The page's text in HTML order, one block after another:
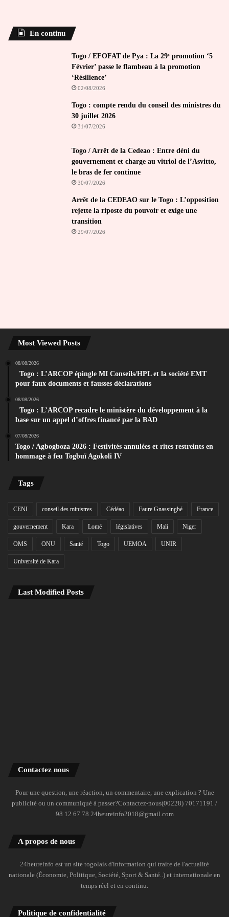
En continu
Togo / EFOFAT de Pya : La 29ᵉ promotion ‘5
Février’ passe le flambeau à la promotion
‘Résilience’
02/08/2026
Togo : compte rendu du conseil des ministres du
30 juillet 2026
31/07/2026
Togo / Arrêt de la Cedeao : Entre déni du
gouvernement et charge au vitriol de l’Asvitto,
le bras de fer continue
30/07/2026
Arrêt de la CEDEAO sur le Togo : L’opposition
rejette la riposte du pouvoir et exige une
transition
29/07/2026
Most Viewed Posts
08/08/2026
Togo : L’ARCOP épingle MI Conseils/HPL et la société EMT
pour faux documents et fausses déclarations
08/08/2026
Togo : L’ARCOP recadre le ministère du développement à la
base sur un appel d’offres financé par la BAD
07/08/2026
Togo / Agbogboza 2026 : Festivités annulées et rites restreints en
hommage à feu Togbuï Agokoli IV
Tags
CENI conseil des ministres Cédéao Faure Gnassingbé France
gouvernement Kara Lomé législatives Mali Niger
OMS ONU Santé Togo UEMOA UNIR
Université de Kara
Last Modified Posts
Contactez nous
Pour une question, une réaction, un commentaire, une explication ? Une
publicité ou un communiqué à passer?Contactez-nous(00228) 70171191 /
98 12 67 78 24heureinfo2018@gmail.com
A propos de nous
24heureinfo est un site togolais d'information qui traite de l'actualité
nationale (Économie, Politique, Société, Sport & Santé..) et internationale en
temps réel et en continu.
Politique de confidentialité